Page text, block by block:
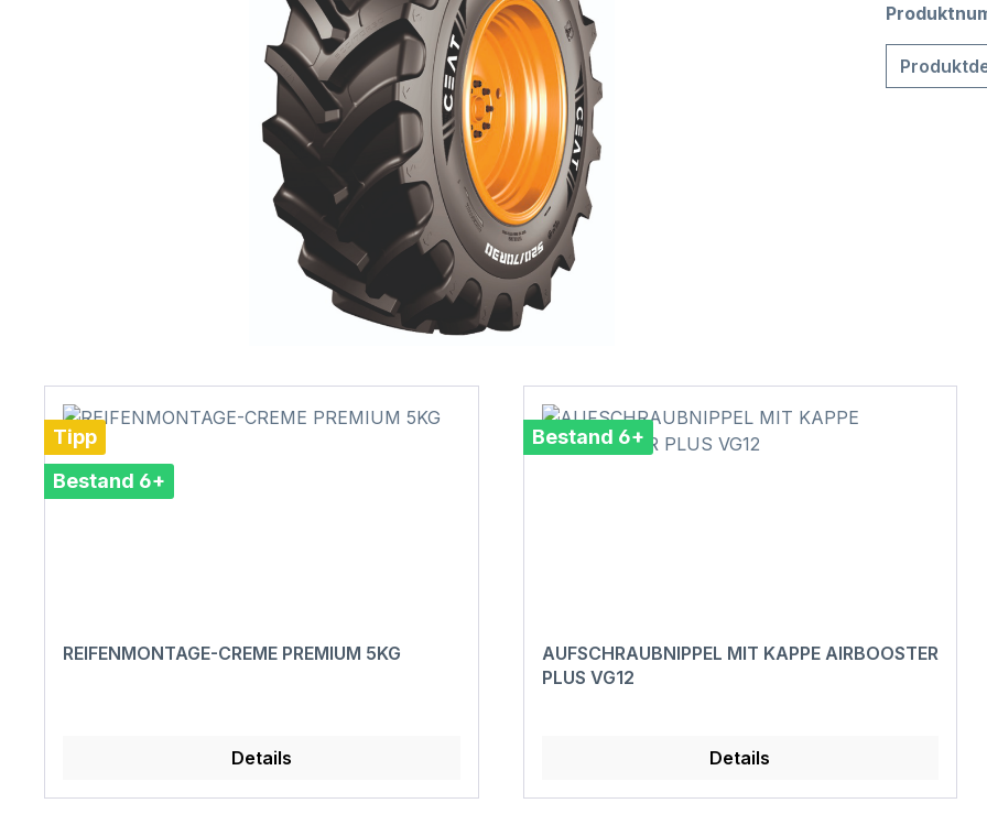
Tipp
Bestand 6+
REIFENMONTAGE-CREME PREMIUM 5KG
Details
Bestand 6+
AUFSCHRAUBNIPPEL MIT KAPPE AIRBOOSTER
PLUS VG12
Details